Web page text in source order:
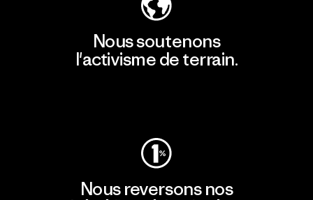
Nous soutenons
l'activisme de terrain.
Nous reversons nos